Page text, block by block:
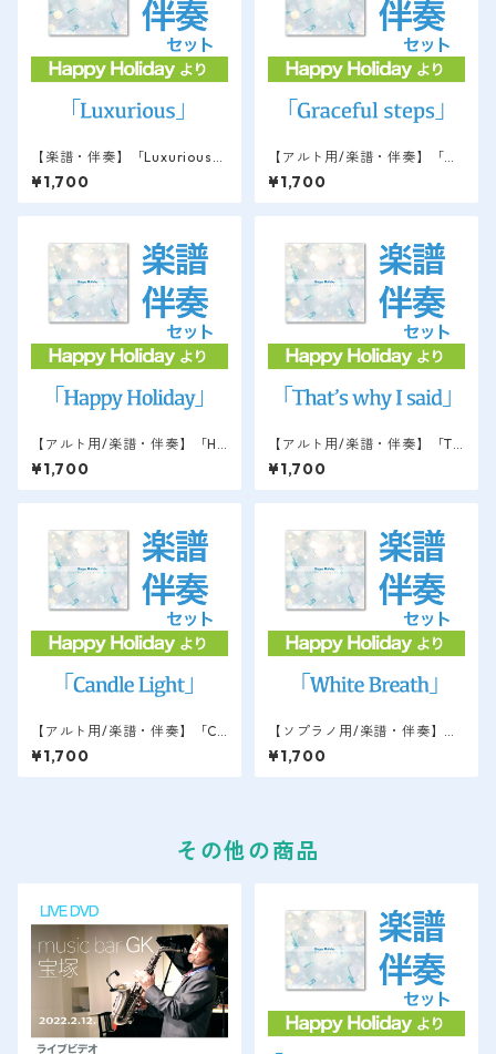
【楽譜・伴奏】「Luxurious」
Happy Holidayより / 萩原隆
¥1,700
【アルト用/楽譜・伴奏】「Gr
aceful Steps」Happy Holida
yより / 萩原隆
¥1,700
【アルト用/楽譜・伴奏】「Ha
ppy Holiday」Happy Holiday
より / 萩原隆
¥1,700
【アルト用/楽譜・伴奏】「Th
at's why I said」Happy Holid
ayより / 萩原隆
¥1,700
【アルト用/楽譜・伴奏】「Ca
ndle Light」Happy Holiday
より / 萩原隆
¥1,700
【ソプラノ用/楽譜・伴奏】
「White Breath」ソプラノサ
ックス用 Happy Holidayよ
¥1,700
その他の商品